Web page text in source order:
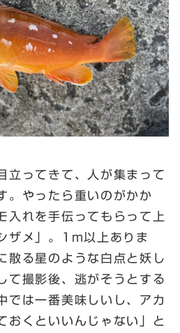
立ってきて、人が集まって
。やったら重いのがかか
入れを手伝ってもらって上
ザメ」。1m以上ありま
散る星のような白点と妖し
て撮影後、逃がそうとする
では一番美味しいし、アカ
おくといいんじゃない」と